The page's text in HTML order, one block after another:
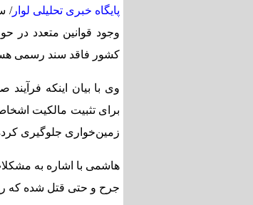
پایگاه خبری تحلیلی لوار/
وجود قوانین متعدد در
کشور فاقد سند رسمی
وی با بیان اینکه
برای تثبیت مالکیت
زمین‌خواری جلوگیری
هاشمی با اشاره به
جرح و حتی قتل شده که